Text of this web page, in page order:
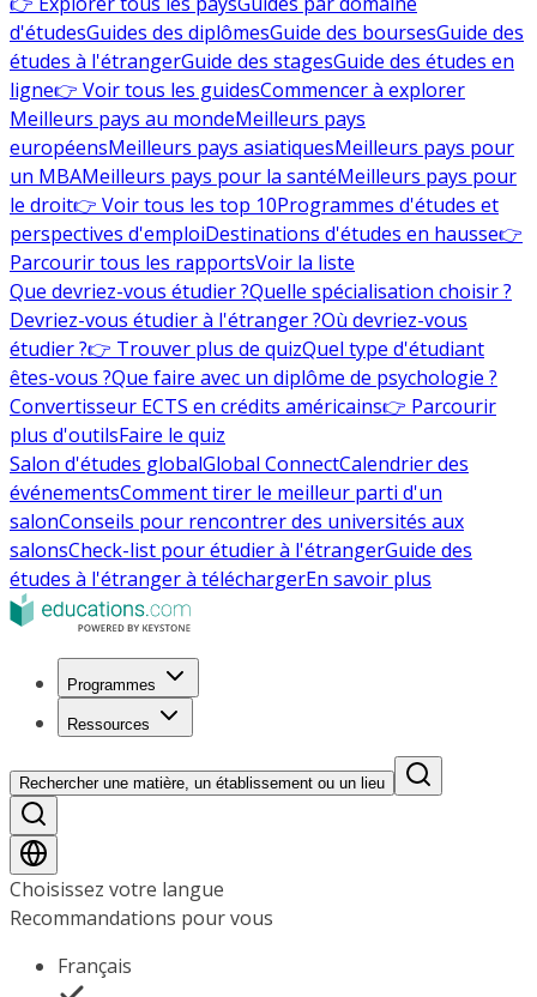
d'étudesGuides des diplômesGuide des boursesGuide des
études à l'étrangerGuide des stagesGuide des études en
ligne👉 Voir tous les guidesCommencer à explorer
Meilleurs pays au mondeMeilleurs pays
européensMeilleurs pays asiatiquesMeilleurs pays pour
un MBAMeilleurs pays pour la santéMeilleurs pays pour
le droit👉 Voir tous les top 10Programmes d'études et
perspectives d'emploiDestinations d'études en hausse👉
Parcourir tous les rapportsVoir la liste
Que devriez-vous étudier ?Quelle spécialisation choisir ?
Devriez-vous étudier à l'étranger ?Où devriez-vous
étudier ?👉 Trouver plus de quizQuel type d'étudiant
êtes-vous ?Que faire avec un diplôme de psychologie ?
Convertisseur ECTS en crédits américains👉 Parcourir
plus d'outilsFaire le quiz
Salon d'études globalGlobal ConnectCalendrier des
événementsComment tirer le meilleur parti d'un
salonConseils pour rencontrer des universités aux
salonsCheck-list pour étudier à l'étrangerGuide des
études à l'étranger à téléchargerEn savoir plus
Programmes
Ressources
Rechercher une matière, un établissement ou un lieu
Choisissez votre langue
Recommandations pour vous
Français